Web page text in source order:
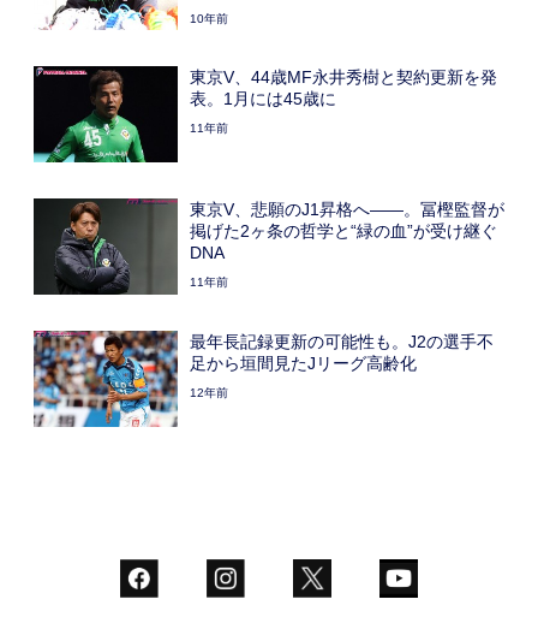
10年前
東京V、44歳MF永井秀樹と契約更新を発
表。1月には45歳に
11年前
東京V、悲願のJ1昇格へ――。冨樫監督が
掲げた2ヶ条の哲学と“緑の血”が受け継ぐ
DNA
11年前
最年長記録更新の可能性も。J2の選手不
足から垣間見たJリーグ高齢化
12年前